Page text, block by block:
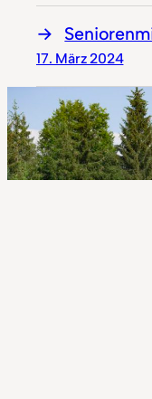
17. März 2024